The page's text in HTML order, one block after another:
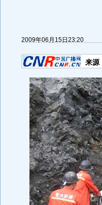
2009年06月15日23:20
来源